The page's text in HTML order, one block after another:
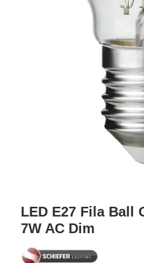
LED E27 Fila Ball
7W AC Dim